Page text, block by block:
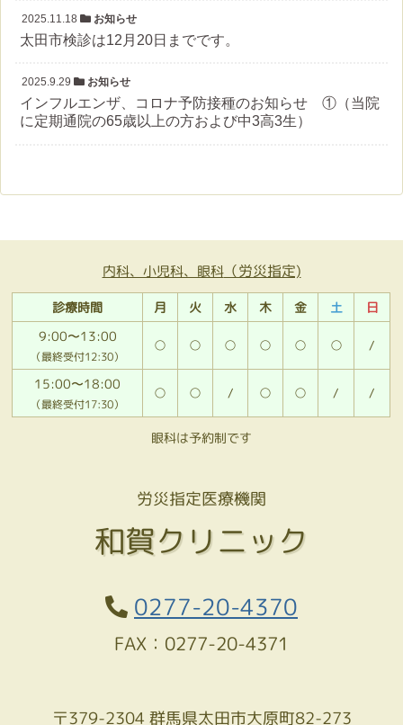
2025.11.18 お知らせ
太田市検診は12月20日までです。
2025.9.29 お知らせ
インフルエンザ、コロナ予防接種のお知らせ ①（当院
に定期通院の65歳以上の方および中3高3生）
内科、小児科、眼科（労災指定)
診療時間 月 火 水 木 金 土
日
9:00〜13:00
（最終受付12:30）
○ ○ ○ ○ ○ ○ /
15:00〜18:00
（最終受付17:30）
○ ○ / ○ ○ / /
眼科は予約制です
労災指定医療機関
和賀クリニック
0277-20-4370
FAX：0277-20-4371
〒379-2304 群馬県太田市大原町82-273